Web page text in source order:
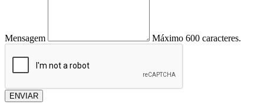
Mensagem Máximo 600 caracteres.
ENVIAR